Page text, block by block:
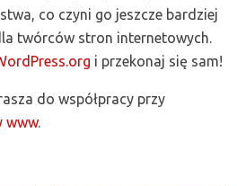
co czyni go jeszcze bardziej
twórców stron internetowych.
i przekonaj się sam!
do współpracy przy
www.